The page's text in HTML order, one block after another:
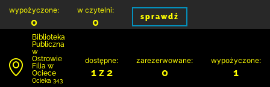
wypożyczone:
0
w czytelni:
0 sprawdź
Biblioteka
Publiczna
w
Ostrowie
Filia w
Ociece
Ocieka 343
dostępne:
1 z 2
zarezerwowane:
0
wypożyczone:
1